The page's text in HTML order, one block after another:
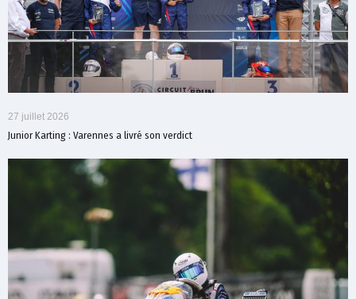
27 juillet 2026
Junior Karting : Varennes a livré son verdict